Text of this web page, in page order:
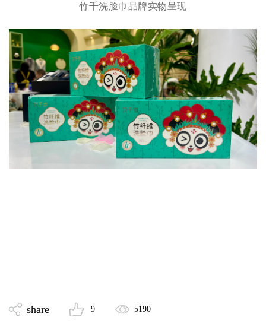
竹千洗脸巾品牌实物呈现
share 9 5190